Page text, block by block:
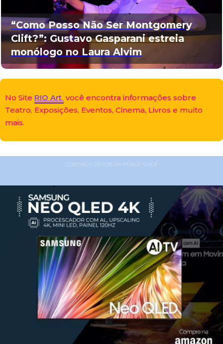
“Como Posso Não Ser Montgomery
Clift?”: Gustavo Gasparani estreia
monólogo no Laura Alvim
No Site RIO Art você encontra informações sobre
Teatro, Exposições, Eventos, Cinema, Livros e muito
mais.
CONTINUA DEPOIS DA PUBLICIDADE